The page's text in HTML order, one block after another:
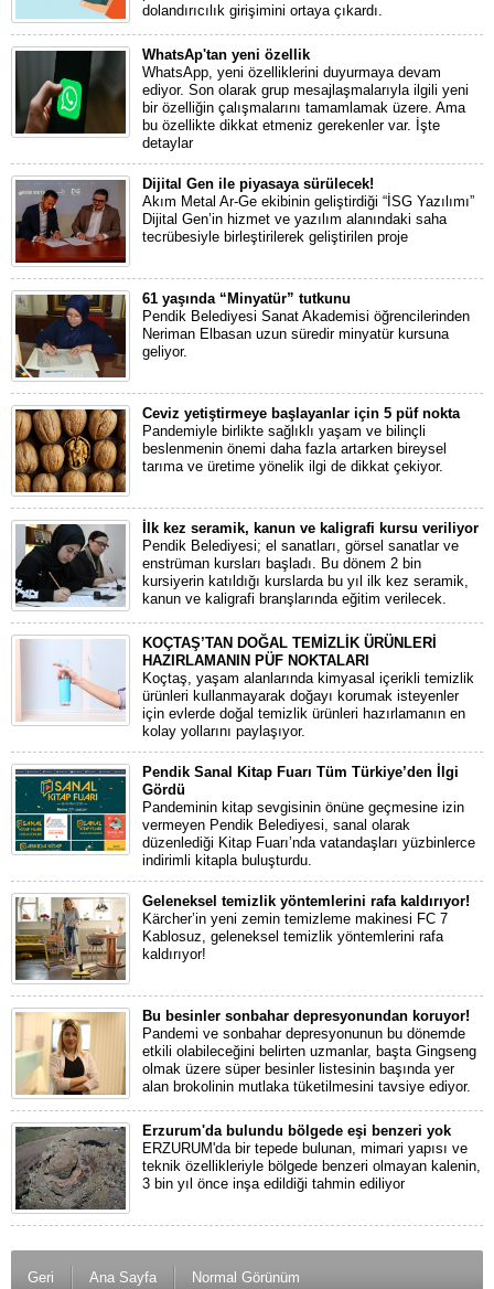
dolandırıcılık girişimini ortaya çıkardı.
WhatsAp'tan yeni özellik
WhatsApp, yeni özelliklerini duyurmaya devam
ediyor. Son olarak grup mesajlaşmalarıyla ilgili yeni
bir özelliğin çalışmalarını tamamlamak üzere. Ama
bu özellikte dikkat etmeniz gerekenler var. İşte
detaylar
Dijital Gen ile piyasaya sürülecek!
Akım Metal Ar-Ge ekibinin geliştirdiği “İSG Yazılımı”
Dijital Gen’in hizmet ve yazılım alanındaki saha
tecrübesiyle birleştirilerek geliştirilen proje
61 yaşında “Minyatür” tutkunu
Pendik Belediyesi Sanat Akademisi öğrencilerinden
Neriman Elbasan uzun süredir minyatür kursuna
geliyor.
Ceviz yetiştirmeye başlayanlar için 5 püf nokta
Pandemiyle birlikte sağlıklı yaşam ve bilinçli
beslenmenin önemi daha fazla artarken bireysel
tarıma ve üretime yönelik ilgi de dikkat çekiyor.
İlk kez seramik, kanun ve kaligrafi kursu veriliyor
Pendik Belediyesi; el sanatları, görsel sanatlar ve
enstrüman kursları başladı. Bu dönem 2 bin
kursiyerin katıldığı kurslarda bu yıl ilk kez seramik,
kanun ve kaligrafi branşlarında eğitim verilecek.
KOÇTAŞ’TAN DOĞAL TEMİZLİK ÜRÜNLERİ
HAZIRLAMANIN PÜF NOKTALARI
Koçtaş, yaşam alanlarında kimyasal içerikli temizlik
ürünleri kullanmayarak doğayı korumak isteyenler
için evlerde doğal temizlik ürünleri hazırlamanın en
kolay yollarını paylaşıyor.
Pendik Sanal Kitap Fuarı Tüm Türkiye’den İlgi
Gördü
Pandeminin kitap sevgisinin önüne geçmesine izin
vermeyen Pendik Belediyesi, sanal olarak
düzenlediği Kitap Fuarı’nda vatandaşları yüzbinlerce
indirimli kitapla buluşturdu.
Geleneksel temizlik yöntemlerini rafa kaldırıyor!
Kärcher’in yeni zemin temizleme makinesi FC 7
Kablosuz, geleneksel temizlik yöntemlerini rafa
kaldırıyor!
Bu besinler sonbahar depresyonundan koruyor!
Pandemi ve sonbahar depresyonunun bu dönemde
etkili olabileceğini belirten uzmanlar, başta Gingseng
olmak üzere süper besinler listesinin başında yer
alan brokolinin mutlaka tüketilmesini tavsiye ediyor.
Erzurum'da bulundu bölgede eşi benzeri yok
ERZURUM'da bir tepede bulunan, mimari yapısı ve
teknik özellikleriyle bölgede benzeri olmayan kalenin,
3 bin yıl önce inşa edildiği tahmin ediliyor
Geri Ana Sayfa Normal Görünüm